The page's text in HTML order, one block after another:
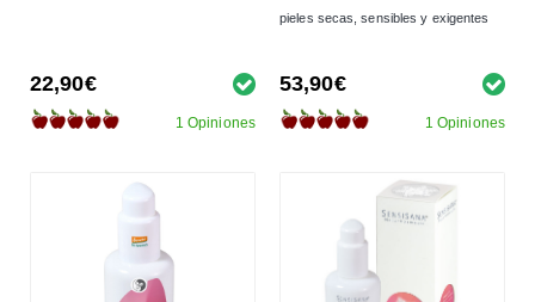
22,90€
1 Opiniones
pieles secas, sensibles y exigentes
53,90€
1 Opiniones